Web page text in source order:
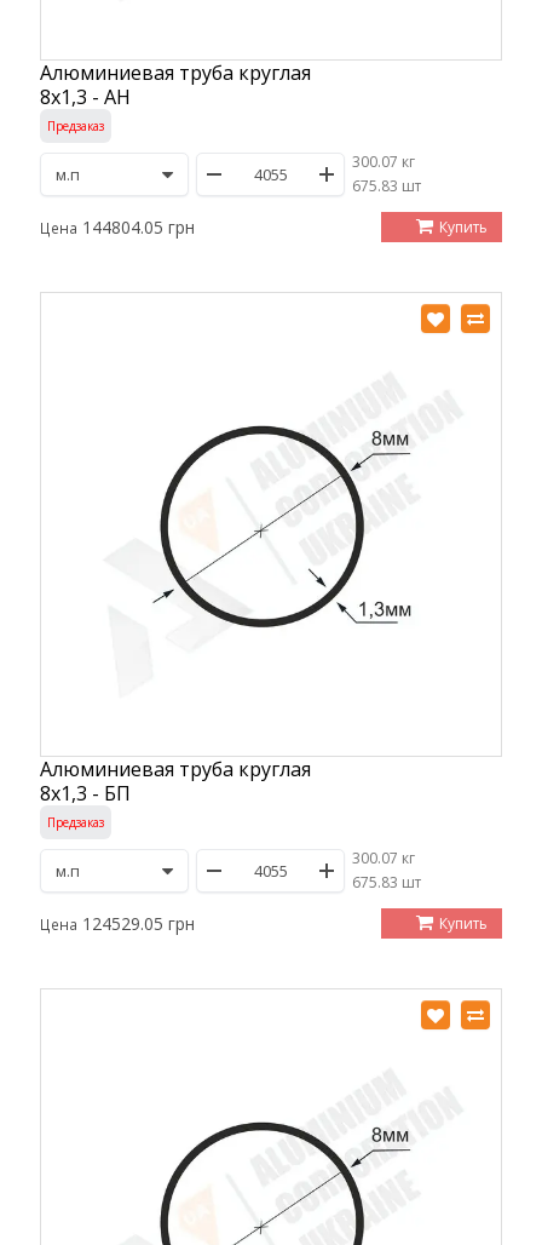
Алюминиевая труба круглая
8х1,3 - АН
Предзаказ
300.07 кг
/675.83 шт
Цена 144804.05 грн Купить
Алюминиевая труба круглая
8х1,3 - БП
Предзаказ
300.07 кг
/675.83 шт
Цена 124529.05 грн Купить